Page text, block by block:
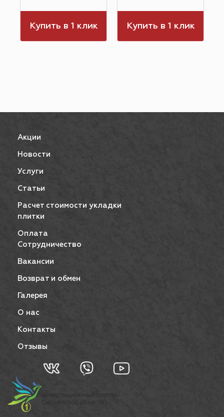
Купить в 1 клик Купить в 1 клик
Акции
Новости
Услуги
Статьи
Расчет стоимости укладки
плитки
Оплата
Сотрудничество
Вакансии
Возврат и обмен
Галерея
О нас
Контакты
Отзывы